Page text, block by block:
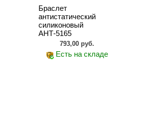
Браслет
антистатический
силиконовый
АНТ-5165
793,00 руб.
Есть на складе